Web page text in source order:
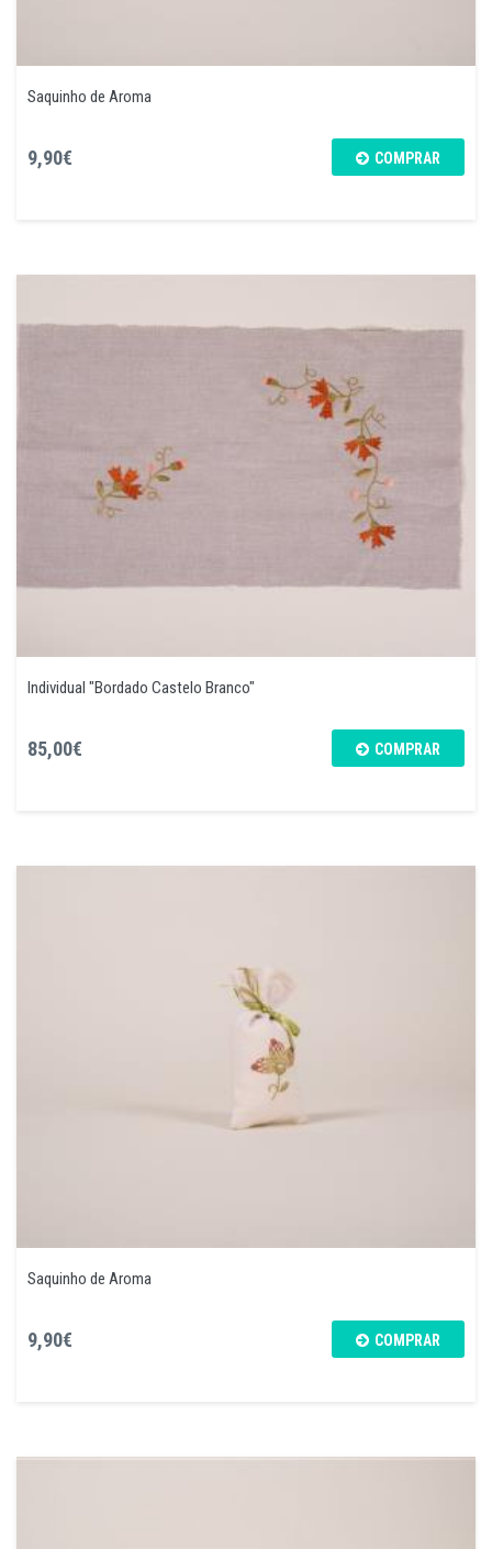
Saquinho de Aroma
9,90€ COMPRAR
Individual "Bordado Castelo Branco"
85,00€ COMPRAR
Saquinho de Aroma
9,90€ COMPRAR